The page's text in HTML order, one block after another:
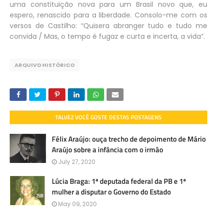
uma constituição nova para um Brasil novo que, eu
espero, renascido para a liberdade. Consolo-me com os
versos de Castilho: “Quisera abranger tudo e tudo me
convida / Mas, o tempo é fugaz e curta e incerta, a vida”.
ARQUIVO HISTÓRICO
TALVEZ VOCÊ GOSTE DESTAS POSTAGENS
Félix Araújo: ouça trecho de depoimento de Mário
Araújo sobre a infância com o irmão
July 27, 2020
Lúcia Braga: 1ª deputada federal da PB e 1ª
mulher a disputar o Governo do Estado
May 09, 2020